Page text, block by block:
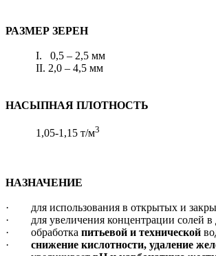
РАЗМЕР ЗЕРЕН
I. 0,5 – 2,5 мм
II. 2,0 – 4,5 мм
НАСЫПНАЯ ПЛОТНОСТЬ
1,05-1,15 т/м3
НАЗНАЧЕНИЕ
·
для использования в открытых и
·
для увеличения концентрации солей
·
обработка питьевой и технической
·
снижение кислотности, удаление